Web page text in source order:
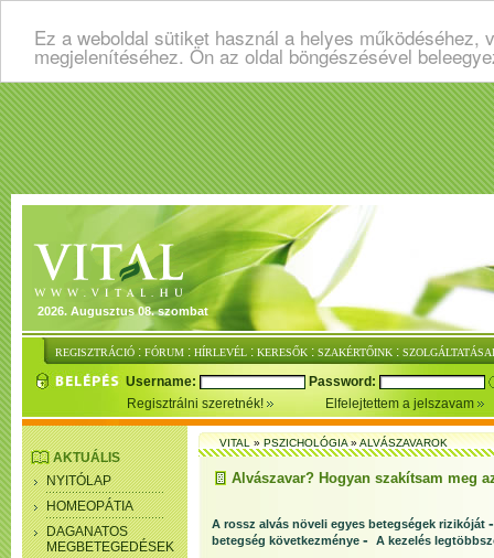
Ez a weboldal sütiket használ a helyes
megjelenítéséhez. Ön az oldal böngészésével
2026. Augusztus 08. szombat
REGISZTRÁCIÓ : FÓRUM : HÍRLEVÉL : KERESŐK : SZAKÉRTŐINK :
Username:
Password:
Regisztrálni szeretnék!
Elfelejtettem a jelszavam
AKTUÁLIS
NYITÓLAP
HOMEOPÁTIA
DAGANATOS
MEGBETEGEDÉSEK
VITAL»PSZICHOLÓGIA»ALVÁSZAVAROK
Alvászavar? Hogyan szakítsam meg
A rossz alvás növeli egyes betegségek rizikóját
betegség következménye - A kezelés